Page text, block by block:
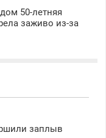
50-летняя
заживо из-за
заплыв